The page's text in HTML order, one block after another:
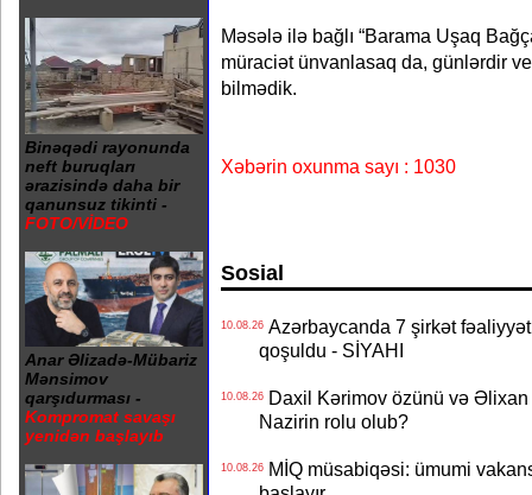
Binəqədi rayonunda
neft buruqları
ərazisində daha bir
qanunsuz tikinti -
FOTO/VİDEO
Anar Əlizadə-Mübariz
Mənsimov
qarşıdurması -
Kompromat savaşı
yenidən başlayıb
Məsələ ilə bağlı “Barama Uşaq
müraciət ünvanlasaq da, günlərdir
bilmədik.
Xəbərin oxunma sayı : 1030
Sosial
10.08.26Azərbaycanda 7 şirkət
qoşuldu - SİYAHI
10.08.26Daxil Kərimov özünü və Əlixan
Nazirin rolu olub?
10.08.26MİQ müsabiqəsi: ümumi